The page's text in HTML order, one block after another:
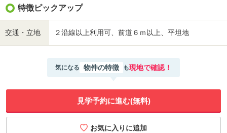
特徴ピックアップ
交通・立地 ２沿線以上利用可、前道６ｍ以上、平坦地
気になる 物件の特徴 も現地で確認！
見学予約に進む(無料)